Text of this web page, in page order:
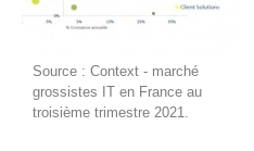
Source : Context - marché
grossistes IT en France au
troisième trimestre 2021.